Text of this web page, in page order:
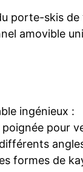
porte-skis de
amovible
ingénieux :
pour
formes de